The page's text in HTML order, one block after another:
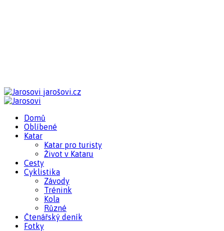
jarošovi.cz
Domů
Oblíbené
Katar
Katar pro turisty
Život v Kataru
Cesty
Cyklistika
Závody
Trénink
Kola
Různé
Čtenářský deník
Fotky